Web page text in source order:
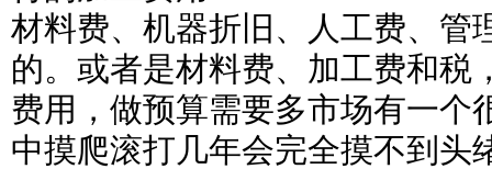
材料费、机器折旧、人工费、管
的。或者是材料费、加工费和税
费用，做预算需要多市场有一个
中摸爬滚打几年会完全摸不到头